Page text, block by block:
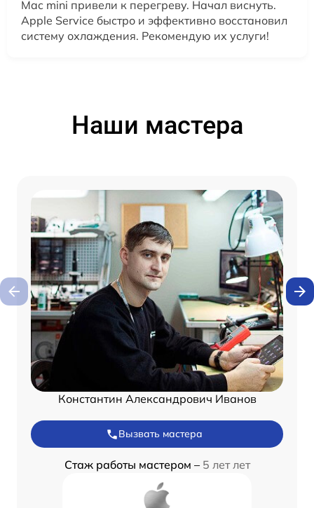
Mac mini привели к перегреву. Начал виснуть.
Apple Service быстро и эффективно восстановил
систему охлаждения. Рекомендую их услуги!
Наши мастера
Константин Александрович Иванов
Вызвать мастера
Стаж работы мастером – 5 лет лет